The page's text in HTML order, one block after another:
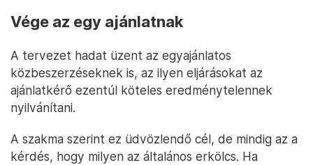
Vége az egy ajánlatnak
A tervezet hadat üzent az egyajánlatos
közbeszerzéseknek is, az ilyen eljárásokat az
ajánlatkérő ezentúl köteles eredménytelennek
nyilvánítani.
A szakma szerint ez üdvözlendő cél, de mindig az a
kérdés, hogy milyen az általános erkölcs. Ha